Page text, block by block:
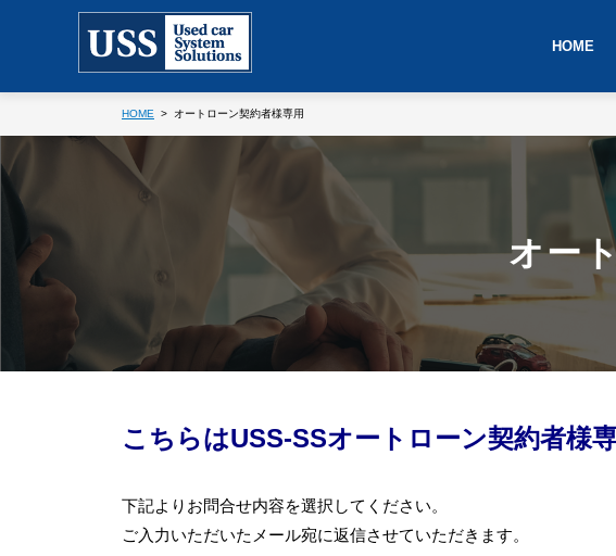
HOME
HOME オートローン契約者様専用
オー
こちらはUSS-SSオートローン契約者様
下記よりお問合せ内容を選択してください。
ご入力いただいたメール宛に返信させていただきます。